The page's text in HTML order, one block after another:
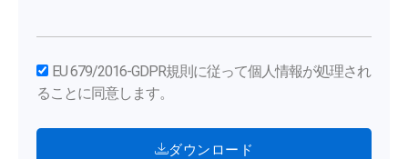
EU 679/2016-GDPR規則に従って個人情報が処理され
ることに同意します。
ダウンロード